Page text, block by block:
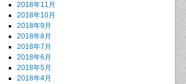
2018年11月
2018年10月
2018年9月
2018年8月
2018年7月
2018年6月
2018年5月
2018年4月